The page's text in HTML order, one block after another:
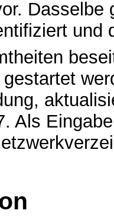
und
Als